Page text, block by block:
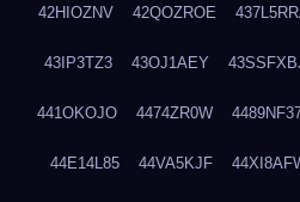
42HIOZNV 42QOZROE
43IP3TZ3 43OJ1AEY
441OKOJO 4474ZR0W
44E14L85 44VA5KJF